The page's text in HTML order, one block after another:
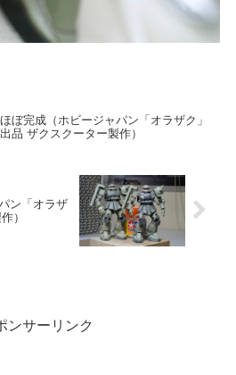
ほぼ完成（ホビージャパン「オラザク」
出品 ザクスクーター製作）
ン「オラザ
）
ンサーリンク